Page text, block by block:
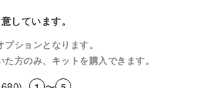
しています。
ションとなります。
方のみ、キットを購入できます。